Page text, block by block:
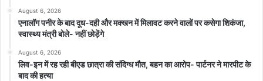
August 6, 2026
एनालॉग पनीर के बाद दूध-दही और मक्खन में मिलावट करने वालों पर कसेगा शिकंजा,
स्वास्थ्य मंत्री बोले- नहीं छोड़ेंगे
August 6, 2026
लिव-इन में रह रही बीएड छात्रा की संदिग्ध मौत, बहन का आरोप- पार्टनर ने मारपीट के
बाद की हत्या